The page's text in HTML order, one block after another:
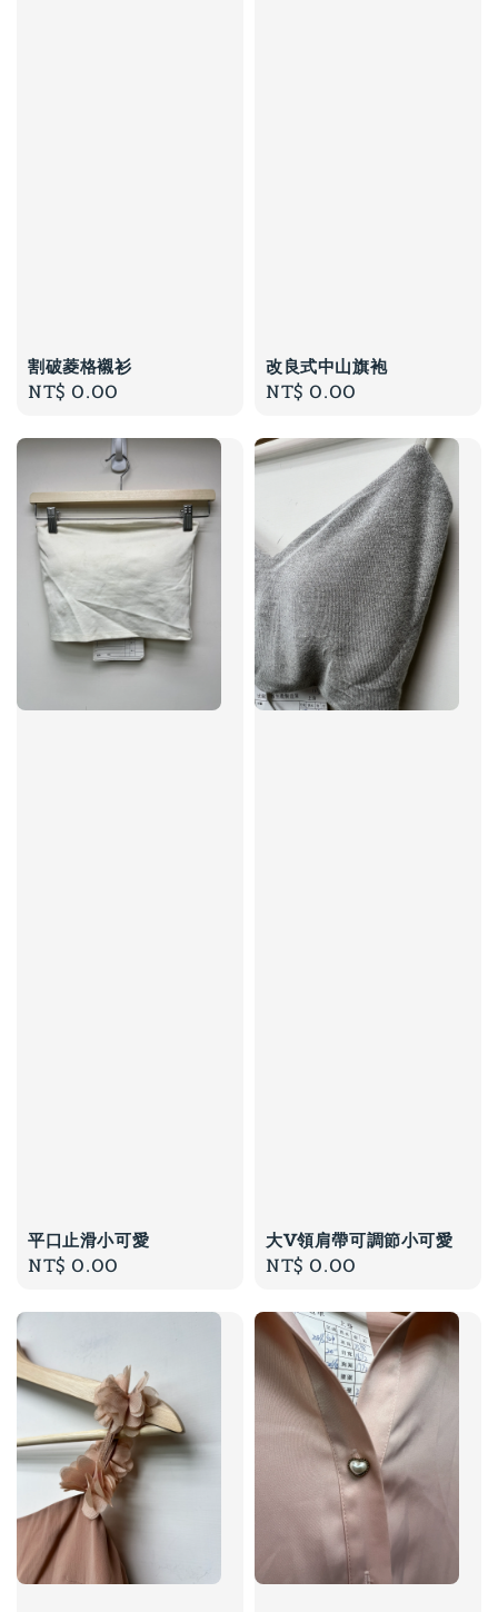
割破菱格襯衫
Regular
NT$ 0.00
改良式中山旗袍
Regular
NT$ 0.00
平口止滑小可愛
Regular
NT$ 0.00
大V領肩帶可調節小可愛
Regular
NT$ 0.00